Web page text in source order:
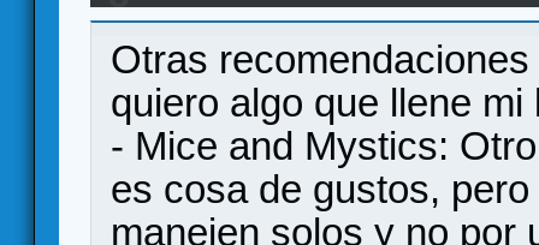
Otras
quiero algo que llene
- Mice and Mystics:
es cosa de gustos,
manejen solos y no por